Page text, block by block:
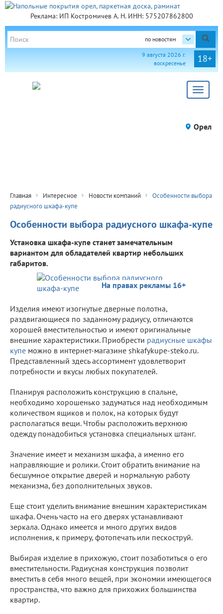
Реклама: ИП Костромичев А. Н. ИНН: 575207862800
по новостям
18+
9 августа 2026 г.
воскресенье
Toggle
Орел
Главная Интересное Новости компаний
Особенности выбора
радиусного шкафа-купе
Особенности выбора радиусного шкафа-купе
Установка шкафа-купе станет замечательным
вариантом для обладателей квартир небольших
габаритов.
На правах рекламы 16+
Изделия имеют изогнутые дверные полотна,
раздвигающиеся по заданному радиусу, отличаются
хорошей вместительностью и имеют оригинальные
внешние характеристики. Приобрести радиусные шкафы
купе можно в интернет-магазине shkafykupe-steko.ru.
Представленный здесь ассортимент удовлетворит
потребности и вкусы любых покупателей.
Планируя расположить конструкцию в спальне,
необходимо хорошенько задуматься над необходимым
количеством ящиков и полок, на которых будут
располагаться вещи. Чтобы расположить верхнюю
одежду понадобиться установка специальных штанг.
Значение имеет и механизм шкафа, а именно его
направляющие и ролики. Стоит обратить внимание на
бесшумное открытие дверей и нормальную работу
механизма, без дополнительных звуков.
Еще стоит уделить внимание внешним характеристикам
шкафа. Очень часто на его дверях устанавливают
зеркала. Однако имеется и много других видов
исполнения, к примеру, фотопечать или пескоструй.
Выбирая изделие в прихожую, стоит позаботиться о его
вместительности. Радиусная конструкция позволит
вместить в себя много вещей, при экономии имеющегося
пространства, что важно для прихожих большинства
квартир.